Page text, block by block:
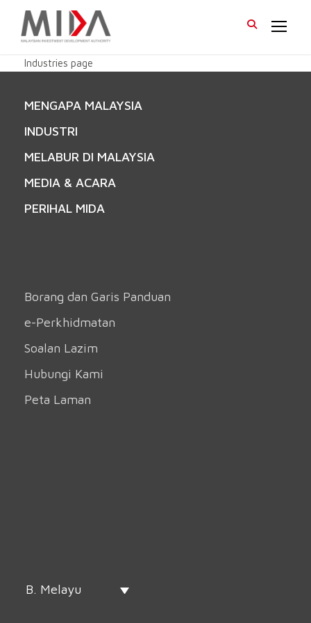
Industries page
MENGAPA MALAYSIA
INDUSTRI
MELABUR DI MALAYSIA
MEDIA & ACARA
PERIHAL MIDA
Borang dan Garis Panduan
e-Perkhidmatan
Soalan Lazim
Hubungi Kami
Peta Laman
B. Melayu